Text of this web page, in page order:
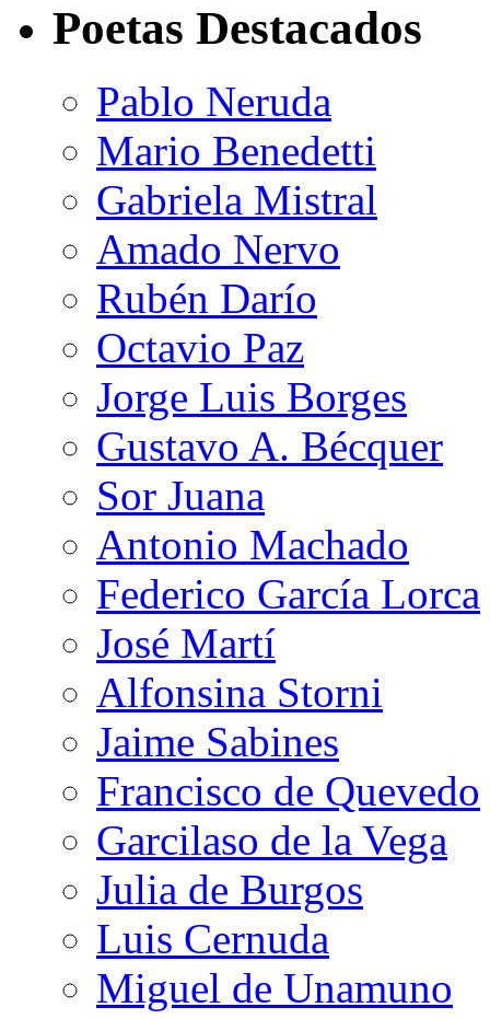
Poetas Destacados
Pablo Neruda
Mario Benedetti
Gabriela Mistral
Amado Nervo
Rubén Darío
Octavio Paz
Jorge Luis Borges
Gustavo A. Bécquer
Sor Juana
Antonio Machado
Federico García Lorca
José Martí
Alfonsina Storni
Jaime Sabines
Francisco de Quevedo
Garcilaso de la Vega
Julia de Burgos
Luis Cernuda
Miguel de Unamuno